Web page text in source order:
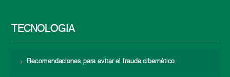
TECNOLOGÍA
Recomendaciones para evitar el fraude cibernético